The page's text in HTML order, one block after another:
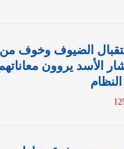
الضيوف وخوف من
الأسد يروون